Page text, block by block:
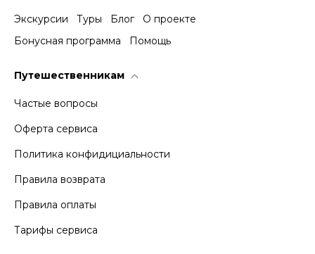
Экскурсии Туры Блог
О проекте
Бонусная программа
Помощь
Путешественникам
Частые вопросы
Оферта сервиса
Политика конфидициальности
Правила возврата
Правила оплаты
Тарифы сервиса